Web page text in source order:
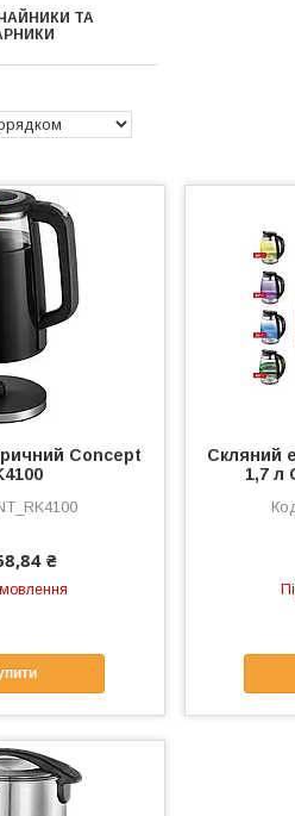
ТА
Concept
₴
Скляний
1,7 л